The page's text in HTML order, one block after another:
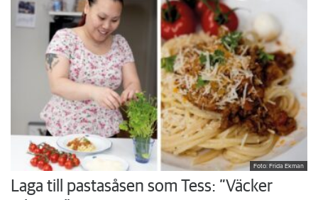
Foto: Frida Ekman
Laga till pastasåsen som Tess: ”Väcker